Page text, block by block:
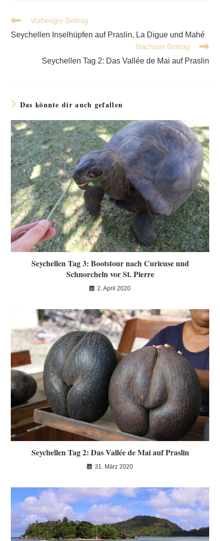
Weitere
ansehen
Vorheriger Beitrag
Seychellen Inselhüpfen auf Praslin, La Digue und Mahé
Nächster Beitrag
Seychellen Tag 2: Das Vallée de Mai auf Praslin
Das könnte dir auch gefallen
Seychellen Tag 3: Bootstour nach Curieuse und
Schnorcheln vor St. Pierre
2. April 2020
Seychellen Tag 2: Das Vallée de Mai auf Praslin
31. März 2020